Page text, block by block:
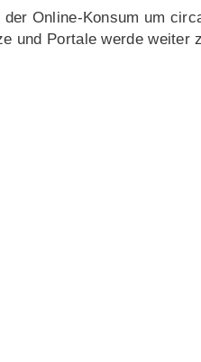
Online-Konsum um
und Portale werde weiter